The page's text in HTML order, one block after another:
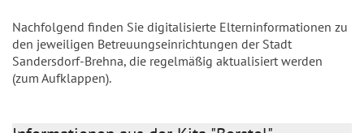
Nachfolgend finden Sie digitalisierte Elterninformationen zu
den jeweiligen Betreuungseinrichtungen der Stadt
Sandersdorf-Brehna, die regelmäßig aktualisiert werden
(zum Aufklappen).